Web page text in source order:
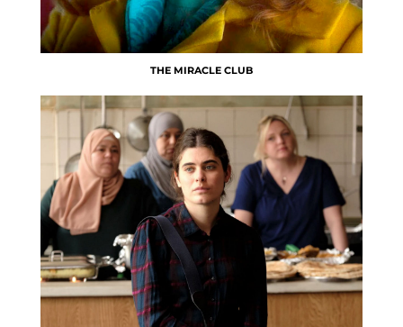
THE MIRACLE CLUB